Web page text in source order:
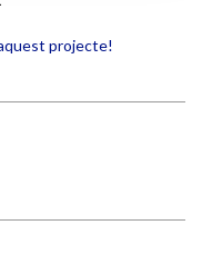
projecte!